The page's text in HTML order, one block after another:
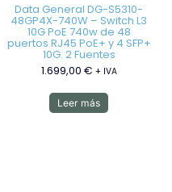
Data General DG-S5310-
48GP4X-740W – Switch L3
10G PoE 740w de 48
puertos RJ45 PoE+ y 4 SFP+
10G. 2 Fuentes
1.699,00 € + IVA
Leer más